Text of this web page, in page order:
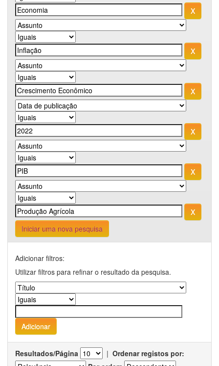
Iniciar uma nova pesquisa
Adicionar filtros:
Utilizar filtros para refinar o resultado da pesquisa.
Resultados/Página | Ordenar registos por: